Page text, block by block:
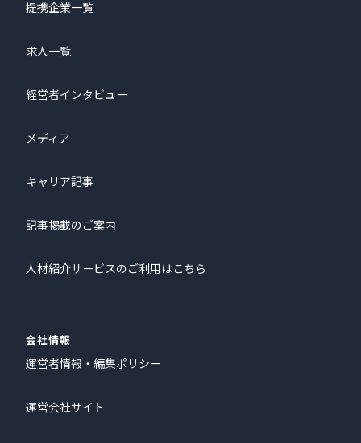
提携企業一覧
求人一覧
経営者インタビュー
メディア
キャリア記事
記事掲載のご案内
人材紹介サービスのご利用はこちら
会社情報
運営者情報・編集ポリシー
運営会社サイト